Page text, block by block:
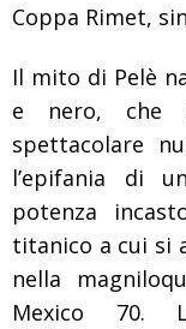
Coppa Rimet,
Il mito di Pelè
e nero, che
spettacolare
l’epifania di
potenza
titanico a cui si
nella
Mexico 70.